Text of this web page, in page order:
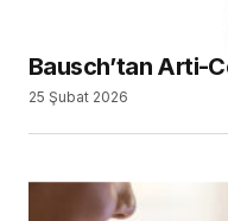
Bausch’tan Arti-
25 Şubat 2026